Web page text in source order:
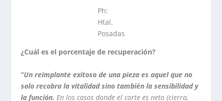
Ph:
Htal.
Posadas
¿Cuál es el porcentaje de recuperación?
“Un reimplante exitoso de una pieza es aquel que no
solo recobra la vitalidad sino también la sensibilidad y
la función. En los casos donde el corte es neto (cierra,